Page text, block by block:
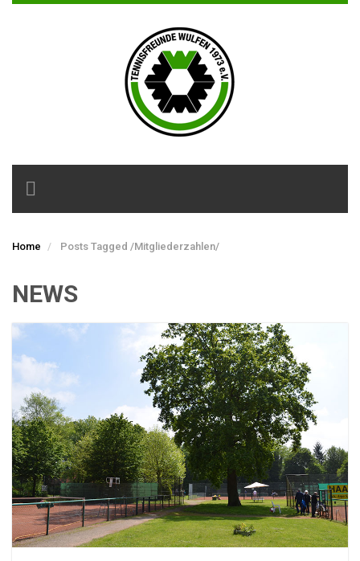
Toggle
navigation
Home Posts Tagged /Mitgliederzahlen/
NEWS